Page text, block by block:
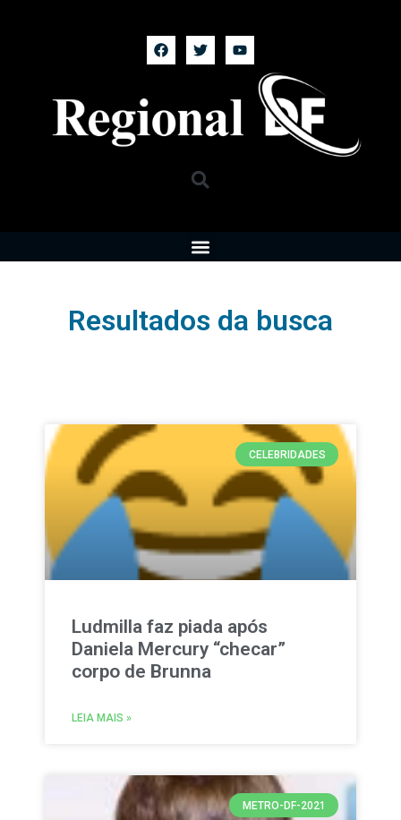
Resultados da busca
CELEBRIDADES
Ludmilla faz piada após
Daniela Mercury “checar”
corpo de Brunna
LEIA MAIS »
METRO-DF-2021